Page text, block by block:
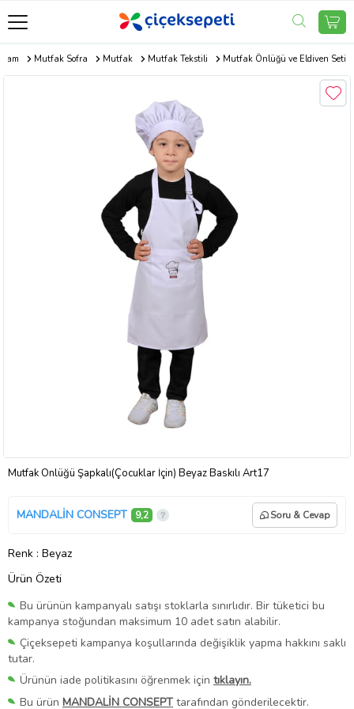
Mutfak Sofra Mutfak Mutfak Tekstili Mutfak Önlüğü ve Eldiven Seti
Mutfak Önlüğü Şapkalı(Çocuklar İçin) Beyaz Baskılı Art17
MANDALİN CONSEPT 9,2 Soru & Cevap
Renk : Beyaz
Ürün Özeti
Bu ürünün kampanyalı satışı stoklarla sınırlıdır. Bir tüketici bu
kampanya stoğundan maksimum 10 adet satın alabilir.
Çiçeksepeti kampanya koşullarında değişiklik yapma hakkını saklı
tutar.
Ürünün iade politikasını öğrenmek için tıklayın.
Bu ürün MANDALİN CONSEPT tarafından gönderilecektir.